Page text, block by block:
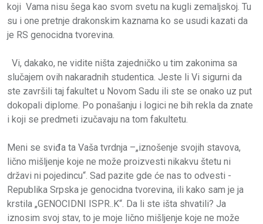
koji Vama nisu šega kao svom svetu na kugli zemaljskoj. Tu
su i one pretnje drakonskim kaznama ko se usudi kazati da
je RS genocidna tvorevina.
Vi, dakako, ne vidite ništa zajedničko u tim zakonima sa
slučajem ovih nakaradnih studentica. Jeste li Vi sigurni da
ste završili taj fakultet u Novom Sadu ili ste se onako uz put
dokopali diplome. Po ponašanju i logici ne bih rekla da znate
i koji se predmeti izučavaju na tom fakultetu.
Meni se sviđa ta Vaša tvrdnja –„iznošenje svojih stavova,
lično mišljenje koje ne može proizvesti nikakvu štetu ni
državi ni pojedincu“. Sad pazite gde će nas to odvesti -
Republika Srpska je genocidna tvorevina, ili kako sam je ja
krstila „GENOCIDNI ISPR..K“. Da li ste išta shvatili? Ja
iznosim svoj stav, to je moje lično mišljenje koje ne može